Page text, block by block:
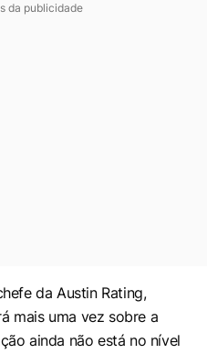
da publicidade
da Austin Rating,
mais uma vez sobre a
ainda não está no nível